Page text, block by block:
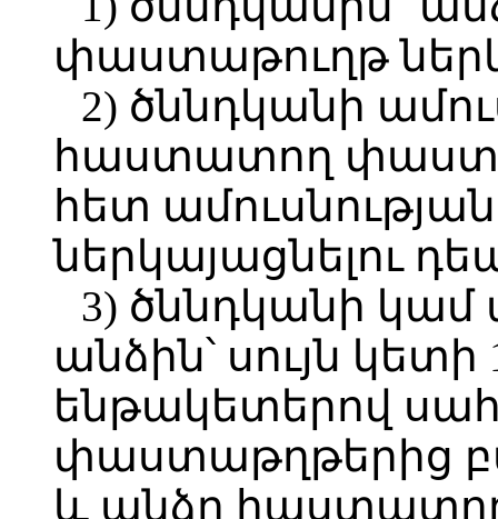
փաստաթուղթ
2) ծննդկանի
հաստատող
հետ
ներկայացնելու
3) ծննդկանի կամ
անձին՝ սույն կետի
ենթակետերով
փաստաթղթերից
և անձը